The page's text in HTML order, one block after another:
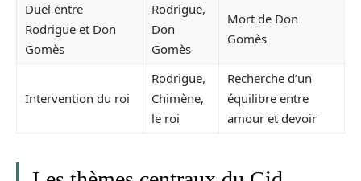
Duel entre
Rodrigue et Don
Gomès
Rodrigue,
Don
Gomès
Mort de Don
Gomès
Intervention du roi
Rodrigue,
Chimène,
le roi
Recherche d’un
équilibre entre
amour et devoir